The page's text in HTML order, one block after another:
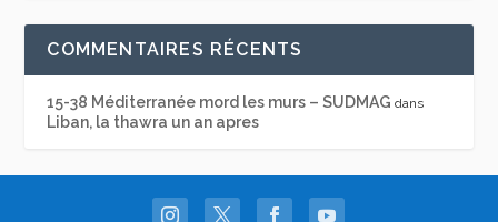
COMMENTAIRES RÉCENTS
15-38 Méditerranée mord les murs – SUDMAG dans
Liban, la thawra un an apres